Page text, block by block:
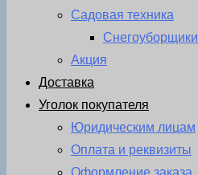
Садовая техника
Снегоуборщики
Акция
Доставка
Уголок покупателя
Юридическим лицам
Оплата и реквизиты
Оформление заказа